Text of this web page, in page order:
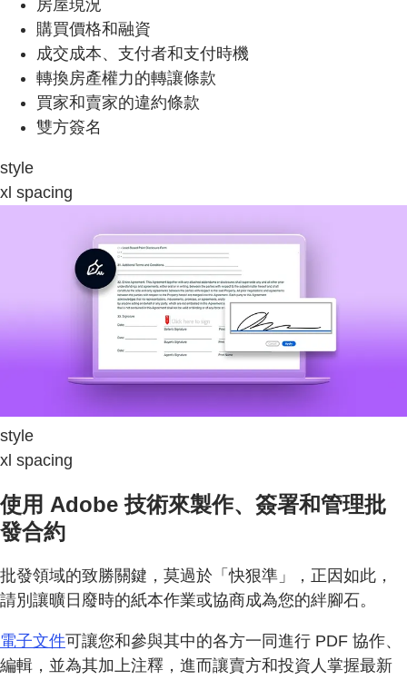
房屋現況
購買價格和融資
成交成本、支付者和支付時機
轉換房產權力的轉讓條款
買家和賣家的違約條款
雙方簽名
style
xl spacing
style
xl spacing
使用 Adobe 技術來製作、簽署和管理批
發合約
批發領域的致勝關鍵，莫過於「快狠準」，正因如此，
請別讓曠日廢時的紙本作業或協商成為您的絆腳石。
電子文件可讓您和參與其中的各方一同進行 PDF 協作、
編輯，並為其加上注釋，進而讓賣方和投資人掌握最新